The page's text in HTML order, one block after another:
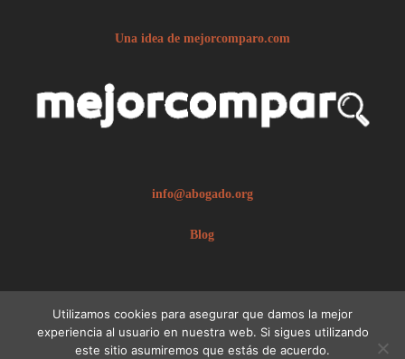
Una idea de mejorcomparo.com
info@abogado.org
Blog
© 2026 abogado.org.Aviso legal
Utilizamos cookies para asegurar que damos la mejor
experiencia al usuario en nuestra web. Si sigues utilizando
este sitio asumiremos que estás de acuerdo.